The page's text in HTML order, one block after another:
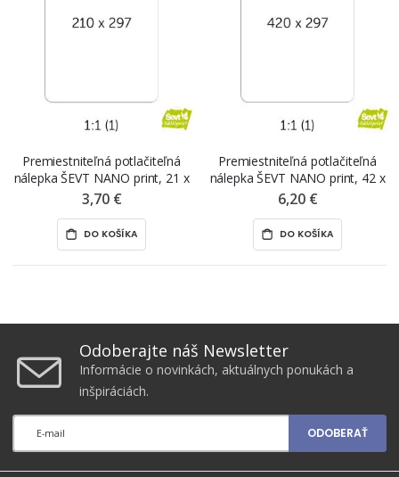
Premiestniteľná potlačiteľná
nálepka ŠEVT NANO print, 21 x
29,7 cm, A4, 1 hárok
3,70 €
DO KOŠÍKA
Premiestniteľná potlačiteľná
nálepka ŠEVT NANO print, 42 x
29,7 cm, A3, 1 hárok
6,20 €
DO KOŠÍKA
Odoberajte náš Newsletter
Informácie o novinkách, aktuálnych ponukách a
inšpiráciách.
ODOBERAŤ